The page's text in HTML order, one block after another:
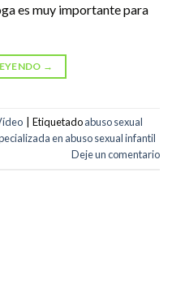
es muy importante para
→
Etiquetadoabuso sexual
en abuso sexual infantil
Deje un comentario